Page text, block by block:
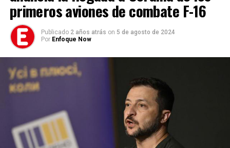
primeros aviones de combate F-16
Publicado 2 años atrás on 5 de agosto de 2024
Por Enfoque Now